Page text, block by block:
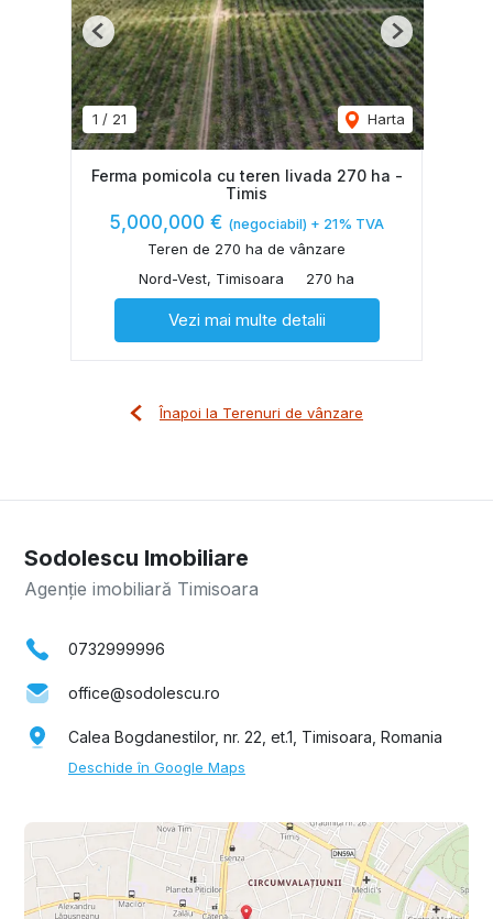
1 / 21 Harta
Previous Next
Ferma pomicola cu teren livada 270 ha -
Timis
5,000,000 € (negociabil) + 21% TVA
Teren de 270 ha de vânzare
Nord-Vest, Timisoara
270 ha
Vezi mai multe detalii
Înapoi la Terenuri de vânzare
Sodolescu Imobiliare
Agenție imobiliară Timisoara
0732999996
office@sodolescu.ro
Calea Bogdanestilor, nr. 22, et.1, Timisoara, Romania
Deschide în Google Maps